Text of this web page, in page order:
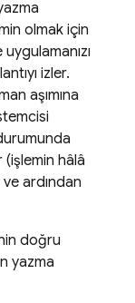
olmak için
izler.
aşımına
hâlâ
ardından
doğru
yazma